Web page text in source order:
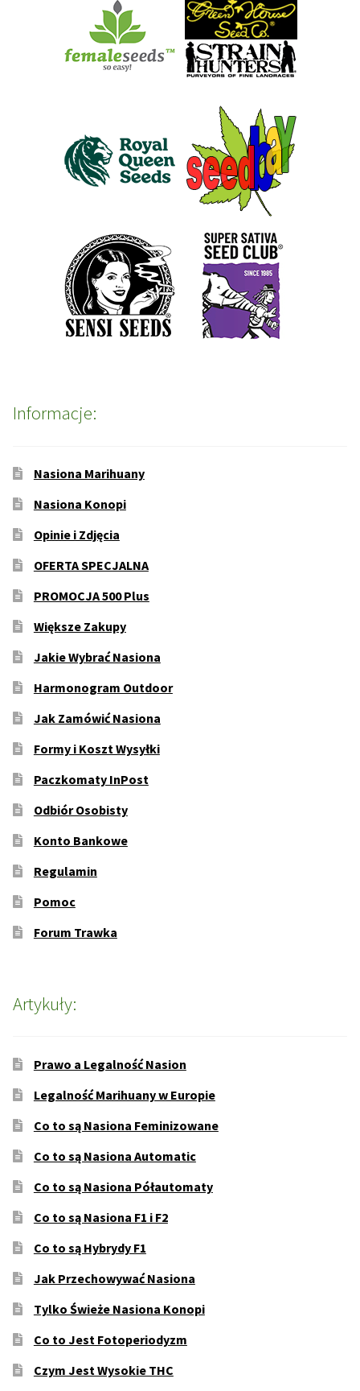
Informacje:
Nasiona Marihuany
Nasiona Konopi
Opinie i Zdjęcia
OFERTA SPECJALNA
PROMOCJA 500 Plus
Większe Zakupy
Jakie Wybrać Nasiona
Harmonogram Outdoor
Jak Zamówić Nasiona
Formy i Koszt Wysyłki
Paczkomaty InPost
Odbiór Osobisty
Konto Bankowe
Regulamin
Pomoc
Forum Trawka
Artykuły:
Prawo a Legalność Nasion
Legalność Marihuany w Europie
Co to są Nasiona Feminizowane
Co to są Nasiona Automatic
Co to są Nasiona Półautomaty
Co to są Nasiona F1 i F2
Co to są Hybrydy F1
Jak Przechowywać Nasiona
Tylko Świeże Nasiona Konopi
Co to Jest Fotoperiodyzm
Czym Jest Wysokie THC